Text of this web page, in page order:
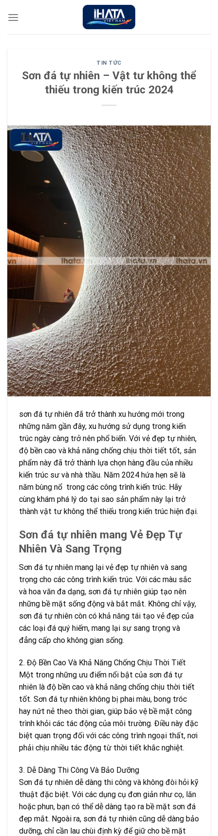
đến
TIN TỨC
Sơn đá tự nhiên – Vật tư không thể
thiếu trong kiến trúc 2024
sơn đá tự nhiên đã trở thành xu hướng mới trong
những năm gần đây, xu hướng sử dụng trong kiến
trúc ngày càng trở nên phổ biến. Với vẻ đẹp tự nhiên,
độ bền cao và khả năng chống chịu thời tiết tốt, sản
phẩm này đã trở thành lựa chọn hàng đầu của nhiều
kiến trúc sư và nhà thầu. Năm 2024 hứa hẹn sẽ là
năm bùng nổ trong các công trình kiến trúc. Hãy
cùng khám phá lý do tại sao sản phẩm này lại trở
thành vật tư không thể thiếu trong kiến trúc hiện đại.
Sơn đá tự nhiên mang Vẻ Đẹp Tự
Nhiên Và Sang Trọng
Sơn đá tự nhiên mang lại vẻ đẹp tự nhiên và sang
trọng cho các công trình kiến trúc. Với các màu sắc
và hoa văn đa dạng, sơn đá tự nhiên giúp tạo nên
những bề mặt sống động và bắt mắt. Không chỉ vậy,
sơn đá tự nhiên còn có khả năng tái tạo vẻ đẹp của
các loại đá quý hiếm, mang lại sự sang trọng và
đẳng cấp cho không gian sống.
2. Độ Bền Cao Và Khả Năng Chống Chịu Thời Tiết
Một trong những ưu điểm nổi bật của sơn đá tự
nhiên là độ bền cao và khả năng chống chịu thời tiết
tốt. Sơn đá tự nhiên không bị phai màu, bong tróc
hay nứt nẻ theo thời gian, giúp bảo vệ bề mặt công
trình khỏi các tác động của môi trường. Điều này đặc
biệt quan trọng đối với các công trình ngoại thất, nơi
phải chịu nhiều tác động từ thời tiết khắc nghiệt.
3. Dễ Dàng Thi Công Và Bảo Dưỡng
Sơn đá tự nhiên dễ dàng thi công và không đòi hỏi kỹ
thuật đặc biệt. Với các dụng cụ đơn giản như cọ, lăn
hoặc phun, bạn có thể dễ dàng tạo ra bề mặt sơn đá
đẹp mắt. Ngoài ra, sơn đá tự nhiên cũng dễ dàng bảo
dưỡng, chỉ cần lau chùi định kỳ để giữ cho bề mặt